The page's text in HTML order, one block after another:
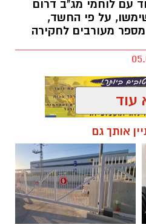
עם לוחמי מג"ב דרום
על פי החשד,
מספר מעורבים לחקירה
עוד
אותך גם